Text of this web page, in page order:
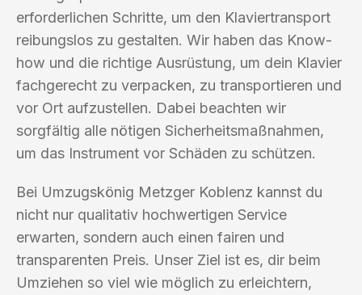
erforderlichen Schritte, um den Klaviertransport
reibungslos zu gestalten. Wir haben das Know-
how und die richtige Ausrüstung, um dein Klavier
fachgerecht zu verpacken, zu transportieren und
vor Ort aufzustellen. Dabei beachten wir
sorgfältig alle nötigen Sicherheitsmaßnahmen,
um das Instrument vor Schäden zu schützen.
Bei Umzugskönig Metzger Koblenz kannst du
nicht nur qualitativ hochwertigen Service
erwarten, sondern auch einen fairen und
transparenten Preis. Unser Ziel ist es, dir beim
Umziehen so viel wie möglich zu erleichtern,